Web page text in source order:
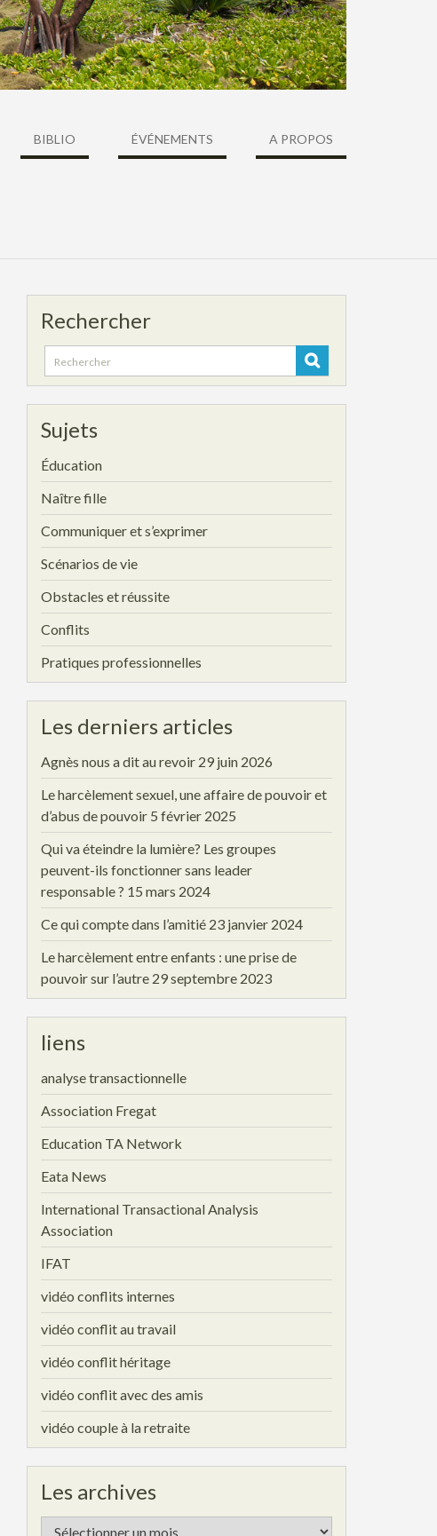
BIBLIO ÉVÉNEMENTS A PROPOS
Rechercher
Search
for:
Sujets
Éducation
Naître fille
Communiquer et s’exprimer
Scénarios de vie
Obstacles et réussite
Conflits
Pratiques professionnelles
Les derniers articles
Agnès nous a dit au revoir 29 juin 2026
Le harcèlement sexuel, une affaire de pouvoir et
d’abus de pouvoir 5 février 2025
Qui va éteindre la lumière? Les groupes
peuvent-ils fonctionner sans leader
responsable ? 15 mars 2024
Ce qui compte dans l’amitié 23 janvier 2024
Le harcèlement entre enfants : une prise de
pouvoir sur l’autre 29 septembre 2023
liens
analyse transactionnelle
Association Fregat
Education TA Network
Eata News
International Transactional Analysis
Association
IFAT
vidéo conflits internes
vidéo conflit au travail
vidéo conflit héritage
vidéo conflit avec des amis
vidéo couple à la retraite
Les archives
Les